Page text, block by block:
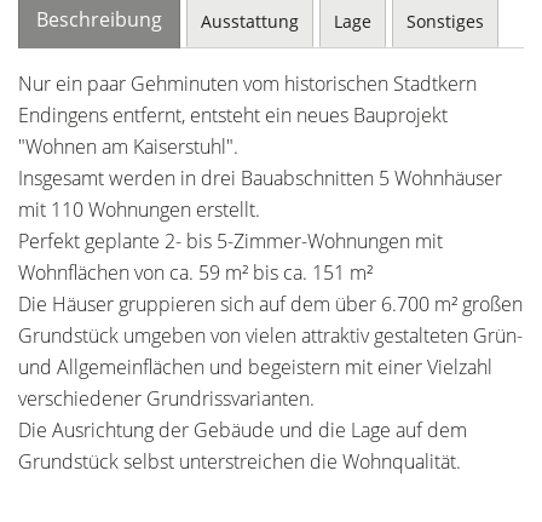
Beschreibung Ausstattung Lage Sonstiges
Nur ein paar Gehminuten vom historischen Stadtkern
Endingens entfernt, entsteht ein neues Bauprojekt
"Wohnen am Kaiserstuhl".
Insgesamt werden in drei Bauabschnitten 5 Wohnhäuser
mit 110 Wohnungen erstellt.
Perfekt geplante 2- bis 5-Zimmer-Wohnungen mit
Wohnflächen von ca. 59 m² bis ca. 151 m²
Die Häuser gruppieren sich auf dem über 6.700 m² großen
Grundstück umgeben von vielen attraktiv gestalteten Grün-
und Allgemeinflächen und begeistern mit einer Vielzahl
verschiedener Grundrissvarianten.
Die Ausrichtung der Gebäude und die Lage auf dem
Grundstück selbst unterstreichen die Wohnqualität.